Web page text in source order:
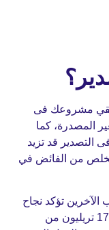
فى
كما
قد تزيد
في
تؤكد نجاح
يزيد عن 17 تريليون من